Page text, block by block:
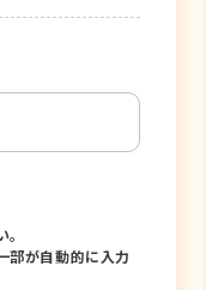
部が自動的に入力